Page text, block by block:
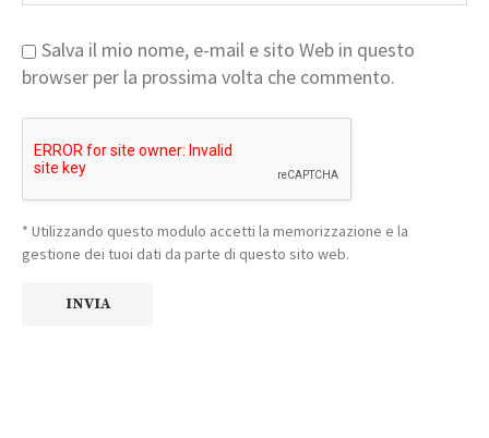
Salva il mio nome, e-mail e sito Web in questo
browser per la prossima volta che commento.
* Utilizzando questo modulo accetti la memorizzazione e la
gestione dei tuoi dati da parte di questo sito web.